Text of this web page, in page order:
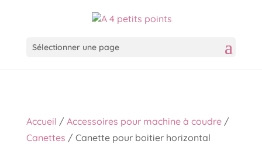
Sélectionner une page
Accueil / Accessoires pour machine à coudre/
Canettes / Canette pour boitier horizontal